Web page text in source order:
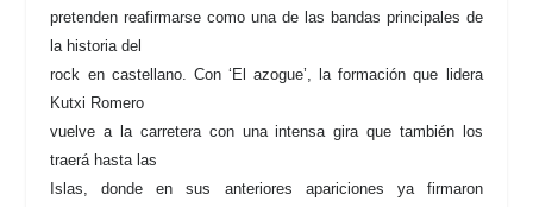
pretenden reafirmarse como una de las bandas principales de
la historia del
rock en castellano. Con ‘El azogue’, la formación que lidera
Kutxi Romero
vuelve a la carretera con una intensa gira que también los
traerá hasta las
Islas, donde en sus anteriores apariciones ya firmaron